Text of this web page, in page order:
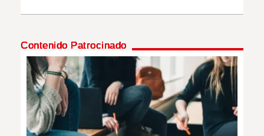
MULTIMEDIA
IMPRESO
Contenido Patrocinado